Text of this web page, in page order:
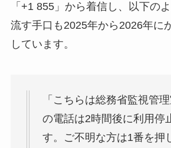
「+1 855」から着信し、以下の
流す手口も2025年から2026年に
しています。
「こちらは総務省監視管
の電話は2時間後に利用停
す。ご不明な方は1番を押